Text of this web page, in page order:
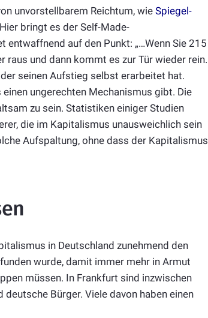
unvorstellbarem Reichtum, wie Spiegel-
bringt es der Self-Made-
auf den Punkt: „…Wenn Sie 215
raus und dann kommt es zur Tür wieder rein.
seinen Aufstieg selbst erarbeitet hat.
ungerechten Mechanismus gibt. Die
zu sein. Statistiken einiger Studien
die im Kapitalismus unausweichlich sein
Aufspaltung, ohne dass der Kapitalismus
in Deutschland zunehmend den
wurde, damit immer mehr in Armut
müssen. In Frankfurt sind inzwischen
Bürger. Viele davon haben einen